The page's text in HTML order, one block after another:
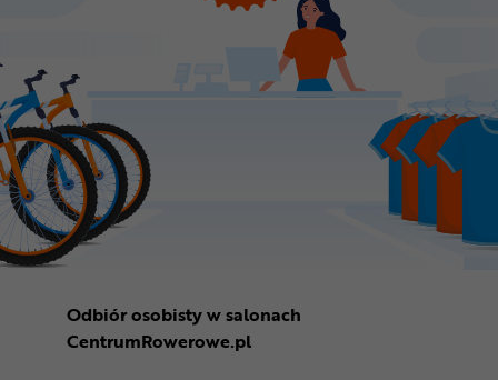
Odbiór osobisty w salonach
CentrumRowerowe.pl